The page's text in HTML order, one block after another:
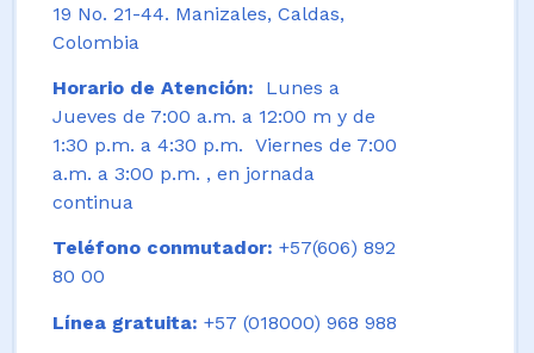
19 No. 21-44. Manizales, Caldas,
Colombia
Horario de Atención:
Lunes a
Jueves de 7:00 a.m. a 12:00 m y de
1:30 p.m. a 4:30 p.m. Viernes de 7:00
a.m. a 3:00 p.m. , en jornada
continua
Teléfono conmutador: +57(606) 892
80 00
Línea gratuita: +57 (018000) 968 988